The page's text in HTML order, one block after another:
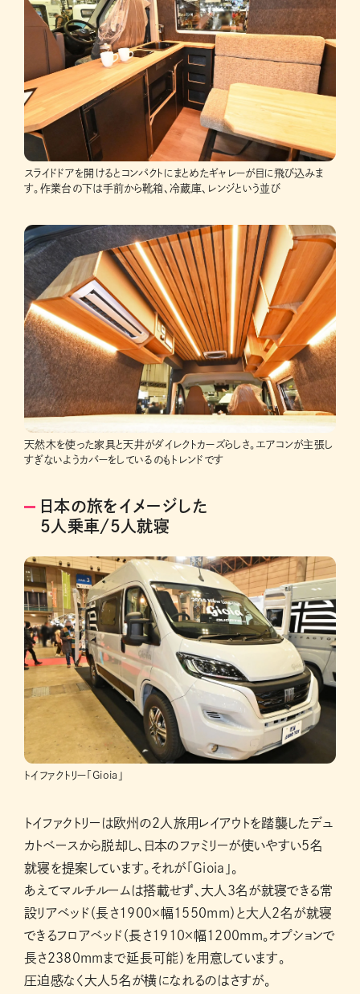
スライドドアを開けるとコンパクトにまとめたギャレーが目に飛び込みま
す。作業台の下は手前から靴箱、冷蔵庫、レンジという並び
天然木を使った家具と天井がダイレクトカーズらしさ。エアコンが主張し
すぎないようカバーをしているのもトレンドです
日本の旅をイメージした
5人乗車/5人就寝
トイファクトリー「Gioia」
トイファクトリーは欧州の2人旅用レイアウトを踏襲したデュ
カトベースから脱却し、日本のファミリーが使いやすい5名
就寝を提案しています。それが「Gioia」。
あえてマルチルームは搭載せず、大人3名が就寝できる常
設リアベッド（長さ1900×幅1550mm）と大人2名が就寝
できるフロアベッド（長さ1910×幅1200mm。オプションで
長さ2380mmまで延長可能）を用意しています。
圧迫感なく大人5名が横になれるのはさすが。